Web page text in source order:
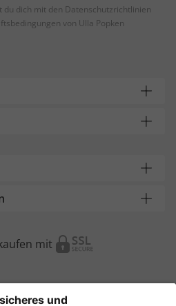
dich mit den Datenschutzrichtlinien
von Ulla Popken
mit